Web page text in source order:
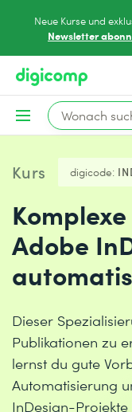
Neue Kurse und
Newsletter
Kurs digicode:
Adobe
Dieser
Publikationen zu
lernst du gute
Automatisierung
InDesign-